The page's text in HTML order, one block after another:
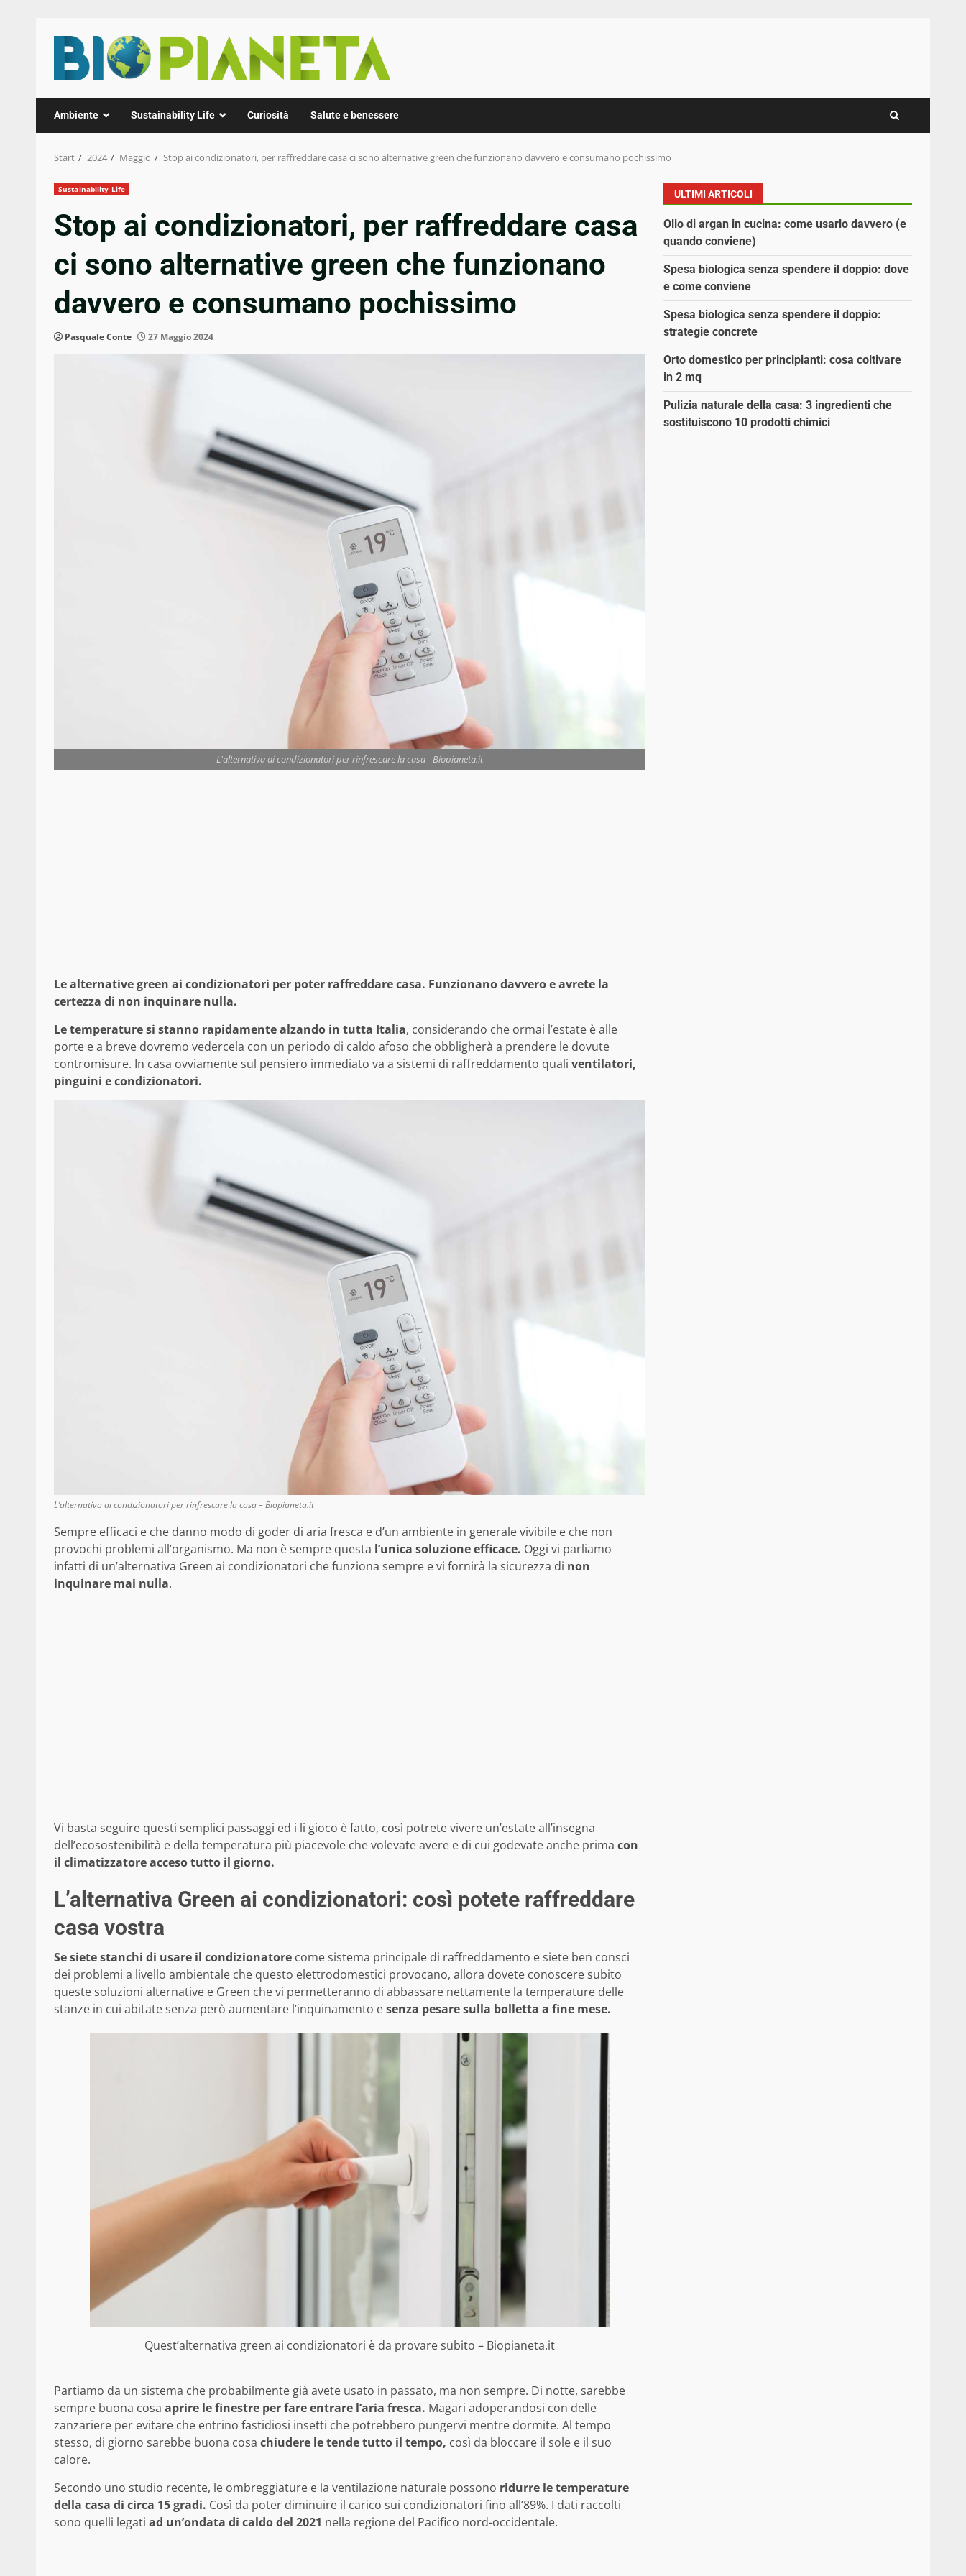
Inhalt
springen
Ambiente Sustainability Life Curiosità Salute e benessere
Start 2024 Maggio Stop ai condizionatori, per raffreddare casa ci sono alternative green che funzionano davvero e consumano pochissimo
Sustainability Life
Stop ai condizionatori, per raffreddare casa
ci sono alternative green che funzionano
davvero e consumano pochissimo
Pasquale Conte 27 Maggio 2024
L'alternativa ai condizionatori per rinfrescare la casa - Biopianeta.it
Le alternative green ai condizionatori per poter raffreddare casa. Funzionano davvero e avrete la
certezza di non inquinare nulla.
Le temperature si stanno rapidamente alzando in tutta Italia, considerando che ormai l’estate è alle
porte e a breve dovremo vedercela con un periodo di caldo afoso che obbligherà a prendere le dovute
contromisure. In casa ovviamente sul pensiero immediato va a sistemi di raffreddamento quali ventilatori,
pinguini e condizionatori.
L’alternativa ai condizionatori per rinfrescare la casa – Biopianeta.it
Sempre efficaci e che danno modo di goder di aria fresca e d’un ambiente in generale vivibile e che non
provochi problemi all’organismo. Ma non è sempre questa l’unica soluzione efficace. Oggi vi parliamo
infatti di un’alternativa Green ai condizionatori che funziona sempre e vi fornirà la sicurezza di non
inquinare mai nulla.
Vi basta seguire questi semplici passaggi ed i li gioco è fatto, così potrete vivere un’estate all’insegna
dell’ecosostenibilità e della temperatura più piacevole che volevate avere e di cui godevate anche prima con
il climatizzatore acceso tutto il giorno.
L’alternativa Green ai condizionatori: così potete raffreddare
casa vostra
Se siete stanchi di usare il condizionatore come sistema principale di raffreddamento e siete ben consci
dei problemi a livello ambientale che questo elettrodomestici provocano, allora dovete conoscere subito
queste soluzioni alternative e Green che vi permetteranno di abbassare nettamente la temperature delle
stanze in cui abitate senza però aumentare l’inquinamento esenza pesare sulla bolletta a fine mese.
Quest’alternativa green ai condizionatori è da provare subito – Biopianeta.it
Partiamo da un sistema che probabilmente già avete usato in passato, ma non sempre. Di notte, sarebbe
sempre buona cosa aprire le finestre per fare entrare l’aria fresca. Magari adoperandosi con delle
zanzariere per evitare che entrino fastidiosi insetti che potrebbero pungervi mentre dormite. Al tempo
stesso, di giorno sarebbe buona cosa chiudere le tende tutto il tempo, così da bloccare il sole e il suo
calore.
Secondo uno studio recente, le ombreggiature e la ventilazione naturale possono ridurre le temperature
della casa di circa 15 gradi. Così da poter diminuire il carico sui condizionatori fino all’89%. I dati raccolti
sono quelli legati ad un’ondata di caldo del 2021 nella regione del Pacifico nord-occidentale.
ULTIMI ARTICOLI
Olio di argan in cucina: come usarlo davvero (e
quando conviene)
Spesa biologica senza spendere il doppio: dove
e come conviene
Spesa biologica senza spendere il doppio:
strategie concrete
Orto domestico per principianti: cosa coltivare
in 2 mq
Pulizia naturale della casa: 3 ingredienti che
sostituiscono 10 prodotti chimici